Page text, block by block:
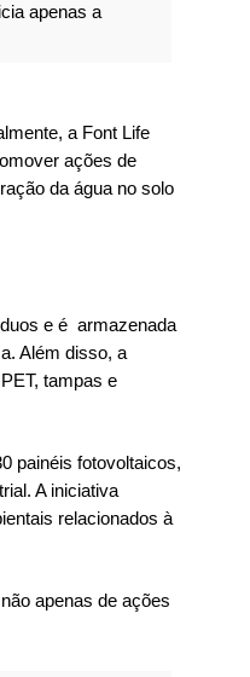
apenas a
a Font Life
ações de
da água no solo
e é armazenada
Além disso, a
tampas e
painéis fotovoltaicos,
A iniciativa
relacionados à
apenas de ações